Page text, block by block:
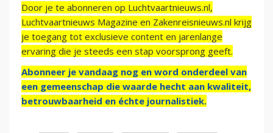
Door je te abonneren op Luchtvaartnieuws.nl,
Luchtvaartnieuws Magazine en Zakenreisnieuws.nl krijg
je toegang tot exclusieve content en jarenlange
ervaring die je steeds een stap voorsprong geeft.
Abonneer je vandaag nog en word onderdeel van
een gemeenschap die waarde hecht aan kwaliteit,
betrouwbaarheid en échte journalistiek.